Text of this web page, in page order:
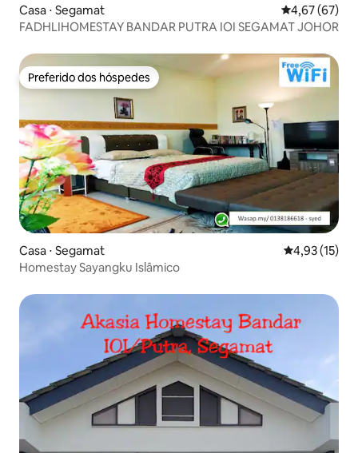
Casa ⋅ Segamat 4,67 de uma
4,67 (67)
FADHLIHOMESTAY BANDAR PUTRA IOI SEGAMAT JOHOR
Preferido dos hóspedes
Preferido dos hóspedes
Casa ⋅ Segamat 4,93 de uma
4,93 (15)
Homestay Sayangku Islâmico